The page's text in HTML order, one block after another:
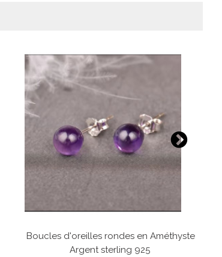
Boucles d'oreilles rondes en Améthyste -
Argent sterling 925